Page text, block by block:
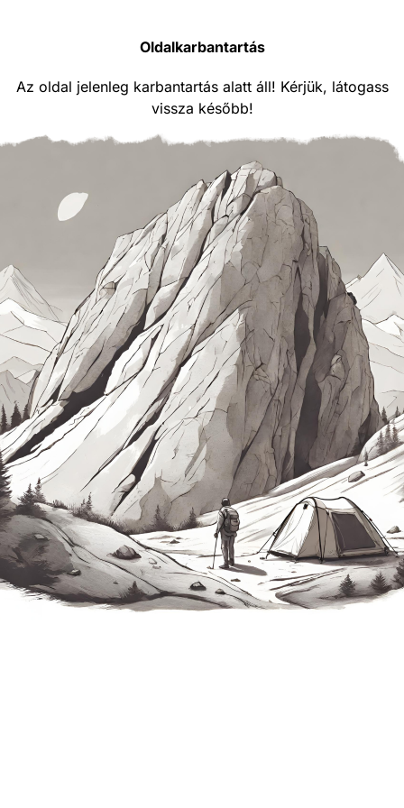
Oldalkarbantartás
Az oldal jelenleg karbantartás alatt áll! Kérjük, látogass
vissza később!